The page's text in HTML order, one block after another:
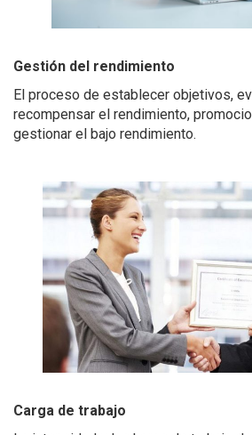
Gestión del rendimiento
El proceso de establecer objetivos,
recompensar el rendimiento,
gestionar el bajo rendimiento.
Carga de trabajo